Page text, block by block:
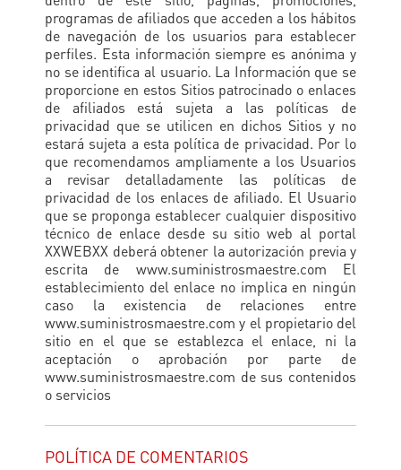
programas de afiliados que acceden a los hábitos
de navegación de los usuarios para establecer
perfiles. Esta información siempre es anónima y
no se identifica al usuario. La Información que se
proporcione en estos Sitios patrocinado o enlaces
de afiliados está sujeta a las políticas de
privacidad que se utilicen en dichos Sitios y no
estará sujeta a esta política de privacidad. Por lo
que recomendamos ampliamente a los Usuarios
a revisar detalladamente las políticas de
privacidad de los enlaces de afiliado. El Usuario
que se proponga establecer cualquier dispositivo
técnico de enlace desde su sitio web al portal
XXWEBXX deberá obtener la autorización previa y
escrita de www.suministrosmaestre.com El
establecimiento del enlace no implica en ningún
caso la existencia de relaciones entre
www.suministrosmaestre.com y el propietario del
sitio en el que se establezca el enlace, ni la
aceptación o aprobación por parte de
www.suministrosmaestre.com de sus contenidos
o servicios
POLÍTICA DE COMENTARIOS